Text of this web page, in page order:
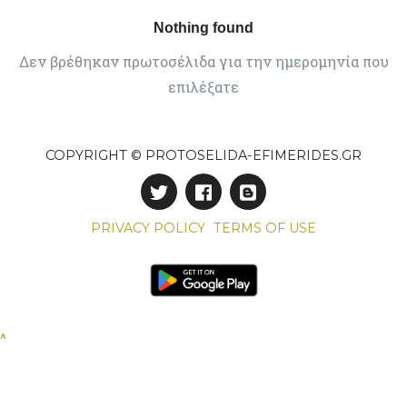
Nothing found
Δεν βρέθηκαν πρωτοσέλιδα για την ημερομηνία που
επιλέξατε
COPYRIGHT © PROTOSELIDA-EFIMERIDES.GR
PRIVACY POLICY TERMS OF USE
^